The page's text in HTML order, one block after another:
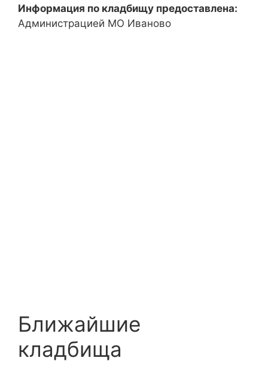
Информация по кладбищу предоставлена:
Администрацией МО Иваново
Ближайшие
кладбища